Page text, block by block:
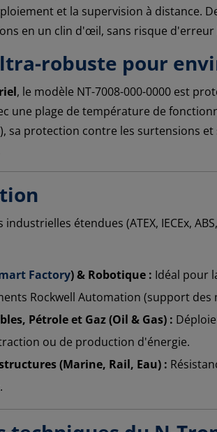
et la supervision à distance.
en un clin d'œil, sans risque
robuste pour
, le modèle NT-7008-000-0000 est
une plage de température de
sa protection contre les surtensions
étendues (ATEX, IECEx,
Factory) & Robotique : Idéal pour
Rockwell Automation (support des
Pétrole et Gaz (Oil & Gas) :
ou de production d'énergie.
(Marine, Rail, Eau) :